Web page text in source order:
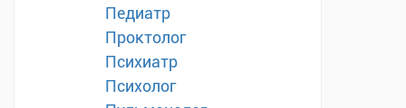
Педиатр
Проктолог
Психиатр
Психолог